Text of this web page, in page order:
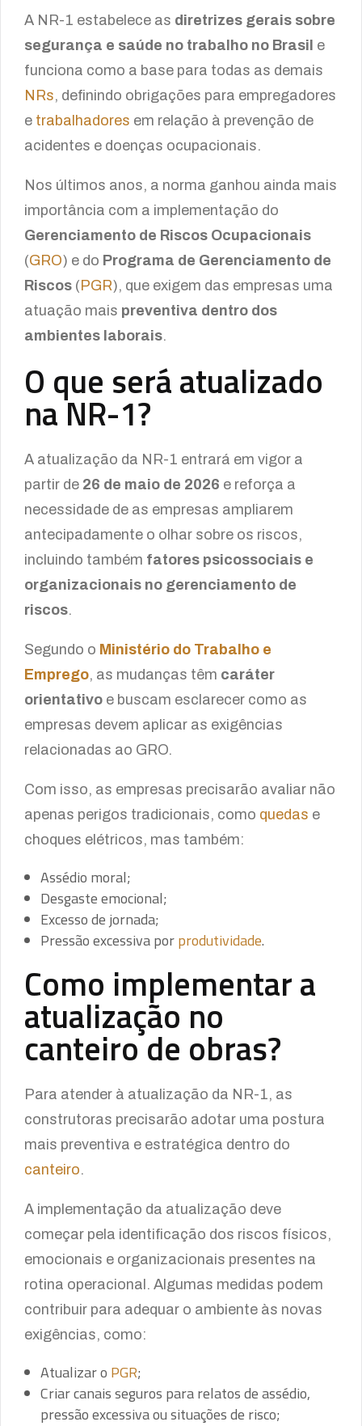
A NR-1 estabelece as diretrizes gerais sobre
segurança e saúde no trabalho no Brasil e
funciona como a base para todas as demais
NRs, definindo obrigações para empregadores
e trabalhadores em relação à prevenção de
acidentes e doenças ocupacionais.
Nos últimos anos, a norma ganhou ainda mais
importância com a implementação do
Gerenciamento de Riscos Ocupacionais
(GRO) e do Programa de Gerenciamento de
Riscos ( PGR), que exigem das empresas uma
atuação mais preventiva dentro dos
ambientes laborais.
O que será atualizado
na NR-1?
A atualização da NR-1 entrará em vigor a
partir de 26 de maio de 2026 e reforça a
necessidade de as empresas ampliarem
antecipadamente o olhar sobre os riscos,
incluindo também fatores psicossociais e
organizacionais no gerenciamento de
riscos.
Segundo o Ministério do Trabalho e
Emprego, as mudanças têm caráter
orientativo e buscam esclarecer como as
empresas devem aplicar as exigências
relacionadas ao GRO.
Com isso, as empresas precisarão avaliar não
apenas perigos tradicionais, como quedas e
choques elétricos, mas também:
Assédio moral;
Desgaste emocional;
Excesso de jornada;
Pressão excessiva porprodutividade.
Como implementar a
atualização no
canteiro de obras?
Para atender à atualização da NR-1, as
construtoras precisarão adotar uma postura
mais preventiva e estratégica dentro do
canteiro.
A implementação da atualização deve
começar pela identificação dos riscos físicos,
emocionais e organizacionais presentes na
rotina operacional. Algumas medidas podem
contribuir para adequar o ambiente às novas
exigências, como:
Atualizar o PGR;
Criar canais seguros para relatos de assédio,
pressão excessiva ou situações de risco;